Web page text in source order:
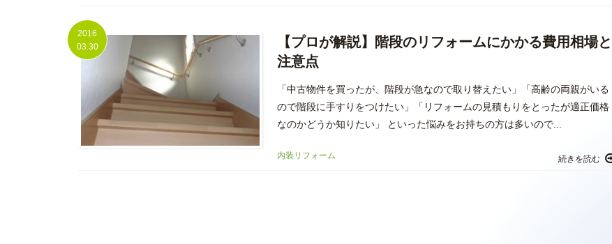
2016
03.30
【プロが解説】階段のリフォームにかかる費用相場と
注意点
「中古物件を買ったが、階段が急なので取り替えたい」「高齢の両親がいる
ので階段に手すりをつけたい」「リフォームの見積もりをとったが適正価格
なのかどうか知りたい」 といった悩みをお持ちの方は多いので...
続きを読む
内装リフォーム